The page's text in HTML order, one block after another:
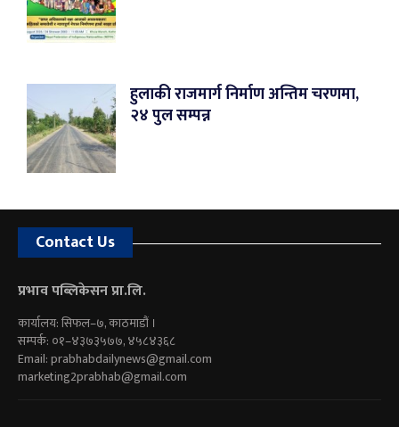
हुलाकी राजमार्ग निर्माण अन्तिम चरणमा,
२४ पुल सम्पन्न
Contact Us
प्रभाव पब्लिकेसन प्रा.लि.
कार्यालय: सिफल–७, काठमाडौं ।
सम्पर्क: ०१–४३७३५७७, ४५८४३६८
Email:prabhabdailynews@gmail.com
marketing2prabhab@gmail.com